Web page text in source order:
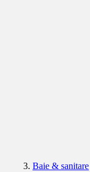
Baie & sanitare